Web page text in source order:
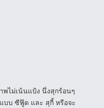
ไม่เน้นแป้ง นึ่งสุกร้อนๆ
บบ ซีฟู๊ด และ สุกี้ หรือจะ